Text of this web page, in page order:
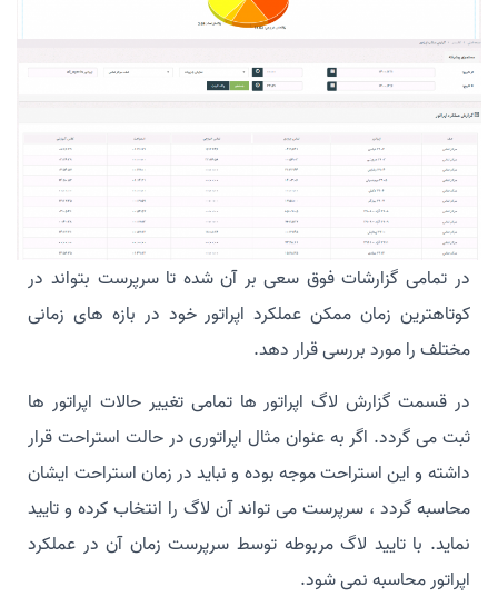
در تمامی گزارشات فوق سعی بر آن شده تا سرپرست بتواند در
کوتاهترین زمان ممکن عملکرد اپراتور خود در بازه های زمانی
مختلف را مورد بررسی قرار دهد.
در قسمت گزارش لاگ اپراتور ها تمامی تغییر حالات اپراتور ها
ثبت می گردد. اگر به عنوان مثال اپراتوری در حالت استراحت قرار
داشته و این استراحت موجه بوده و نباید در زمان استراحت ایشان
محاسبه گردد ، سرپرست می تواند آن لاگ را انتخاب کرده و تایید
نماید. با تایید لاگ مربوطه توسط سرپرست زمان آن در عملکرد
اپراتور محاسبه نمی شود.